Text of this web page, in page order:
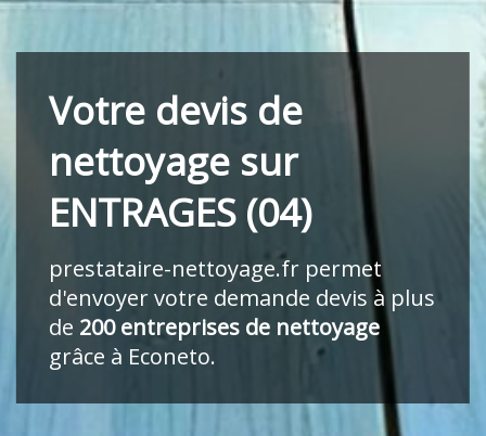
Votre devis de
nettoyage sur
ENTRAGES (04)
prestataire-nettoyage.frpermet
d'envoyer votre demande devis à plus
de 200 entreprises de nettoyage
grâce à Econeto.